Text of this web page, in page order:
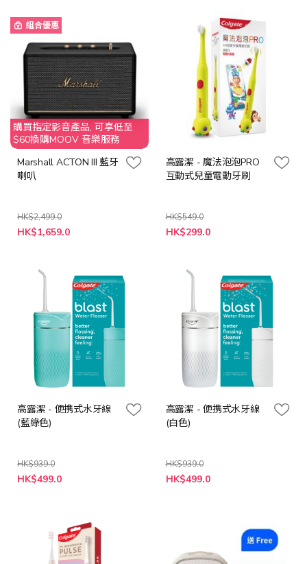
組合優惠
購買指定影音產品, 可享低至
$60換購MOOV 音樂服務
Marshall ACTON III 藍牙
喇叭
HK$2,499.0
HK$1,659.0
高露潔 - 魔法泡泡PRO
互動式兒童電動牙刷
HK$549.0
特
殊
HK$299.0
高露潔 - 便携式水牙線
(藍綠色)
HK$939.0
特
殊
HK$499.0
高露潔 - 便携式水牙線
(白色)
HK$939.0
特
殊
HK$499.0